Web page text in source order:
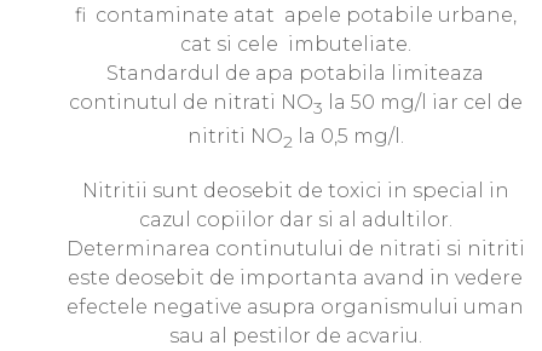
fi contaminate atat apele potabile urbane,
cat si cele imbuteliate.
Standardul de apa potabila limiteaza
continutul de nitrati NO3
la 50 mg/l iar cel de
nitriti NO2 la 0,5 mg/l.
Nitritii sunt deosebit de toxici in special in
cazul copiilor dar si al adultilor.
Determinarea continutului de nitrati si nitriti
este deosebit de importanta avand in vedere
efectele negative asupra organismului uman
sau al pestilor de acvariu.